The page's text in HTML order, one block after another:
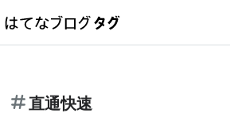
直通快速